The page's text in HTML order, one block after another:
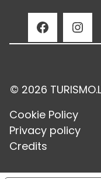
Facebook Instagram
© 2026
Cookie Policy
Privacy policy
Credits